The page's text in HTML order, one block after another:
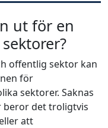
ut för en
offentlig sektor kan
för
sektorer. Saknas
beror det troligtvis
att